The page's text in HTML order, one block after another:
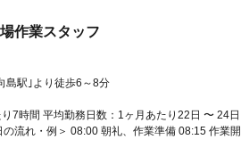
作業スタッフ
島駅｣より徒歩6～8分
7時間 平均勤務日数：1ヶ月あたり22日 〜 24日
流れ・例＞ 08:00 朝礼、作業準備 08:15 作業開